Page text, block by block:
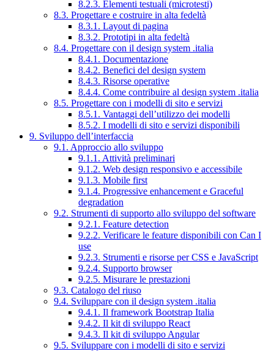
8.2.3. Elementi testuali (microtesti)
8.3. Progettare e costruire in alta fedeltà
8.3.1. Layout di pagina
8.3.2. Prototipi in alta fedeltà
8.4. Progettare con il design system .italia
8.4.1. Documentazione
8.4.2. Benefici del design system
8.4.3. Risorse operative
8.4.4. Come contribuire al design system .italia
8.5. Progettare con i modelli di sito e servizi
8.5.1. Vantaggi dell’utilizzo dei modelli
8.5.2. I modelli di sito e servizi disponibili
9. Sviluppo dell’interfaccia
9.1. Approccio allo sviluppo
9.1.1. Attività preliminari
9.1.2. Web design responsivo e accessibile
9.1.3. Mobile first
9.1.4. Progressive enhancement e Graceful
degradation
9.2. Strumenti di supporto allo sviluppo del software
9.2.1. Feature detection
9.2.2. Verificare le feature disponibili con Can I
use
9.2.3. Strumenti e risorse per CSS e JavaScript
9.2.4. Supporto browser
9.2.5. Misurare le prestazioni
9.3. Catalogo del riuso
9.4. Sviluppare con il design system .italia
9.4.1. Il framework Bootstrap Italia
9.4.2. Il kit di sviluppo React
9.4.3. Il kit di sviluppo Angular
9.5. Sviluppare con i modelli di sito e servizi